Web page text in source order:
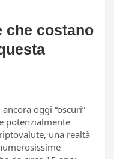
che costano
oggi “oscuri”
potenzialmente
una realtà